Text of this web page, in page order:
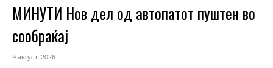
МИНУТИ Нов дел од автопатот пуштен во
сообраќај
9 август, 2026